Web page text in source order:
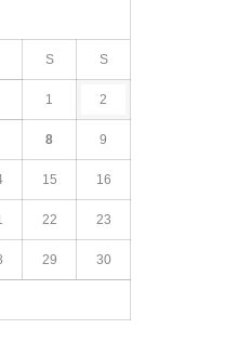
S S
1 2
8 9
15 16
22 23
29 30